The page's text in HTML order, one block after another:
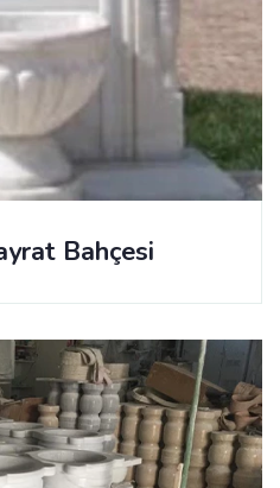
Bahçesi